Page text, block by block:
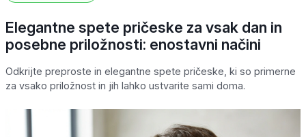
Elegantne spete pričeske za vsak dan in
posebne priložnosti: enostavni načini
Odkrijte preproste in elegantne spete pričeske, ki so primerne
za vsako priložnost in jih lahko ustvarite sami doma.